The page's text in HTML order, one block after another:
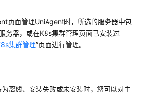
页面管理UniAgent时，所选的服务器中包
务器，或在K8s集群管理页面已安装过
集群管理”页面进行管理。
离线、安装失败或未安装时，您可以对主